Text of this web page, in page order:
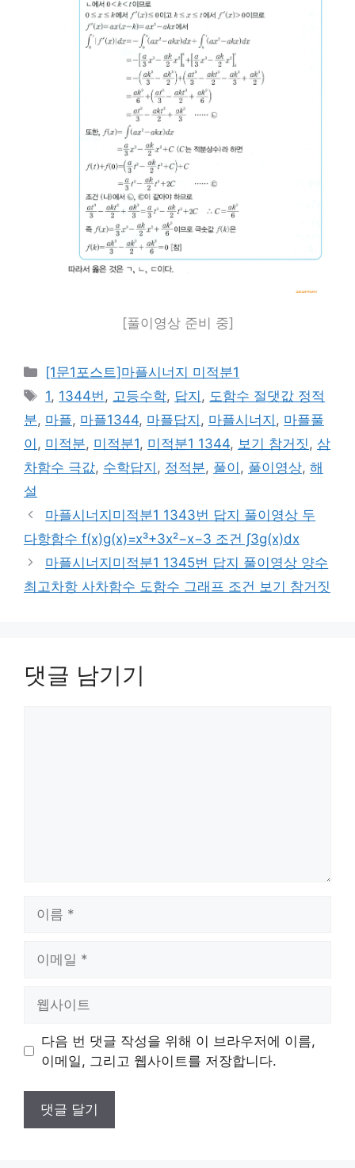
[풀이영상 준비 중]
카
테
고
리
[1문1포스트]마플시너지 미적분1
태
그
1, 1344번 , 고등수학, 답지 , 도함수 절댓값 정적
분, 마플, 마플1344, 마플답지 , 마플시너지 , 마플풀
이 , 미적분, 미적분1, 미적분1 1344, 보기 참거짓 , 삼
차함수 극값, 수학답지 , 정적분, 풀이 , 풀이영상, 해
설
마플시너지미적분1 1343번 답지 풀이영상 두
다항함수 f(x)g(x)=x³+3x²−x−3 조건 ∫3g(x)dx
마플시너지미적분1 1345번 답지 풀이영상 양수
최고차항 사차함수 도함수 그래프 조건 보기 참거짓
댓글 남기기
트
다음 번 댓글 작성을 위해 이 브라우저에 이름,
이메일, 그리고 웹사이트를 저장합니다.